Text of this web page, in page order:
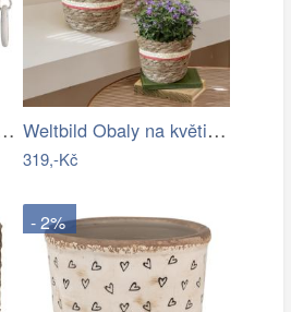
květináč Fun… Weltbild Obaly na květináče z mořské…
319,-Kč
- 2%